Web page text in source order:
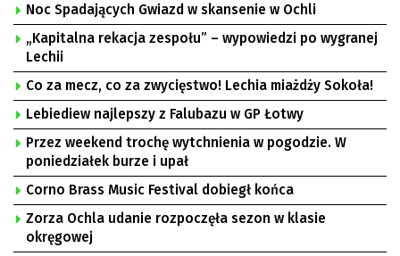
Noc Spadających Gwiazd w skansenie w Ochli
„Kapitalna rekacja zespołu” – wypowiedzi po wygranej
Lechii
Co za mecz, co za zwycięstwo! Lechia miażdży Sokoła!
Lebiediew najlepszy z Falubazu w GP Łotwy
Przez weekend trochę wytchnienia w pogodzie. W
poniedziałek burze i upał
Corno Brass Music Festival dobiegł końca
Zorza Ochla udanie rozpoczęła sezon w klasie
okręgowej